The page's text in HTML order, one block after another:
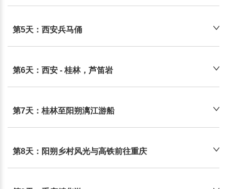
第5天：西安兵马俑
第6天：西安 - 桂林，芦笛岩
第7天：桂林至阳朔漓江游船
第8天：阳朔乡村风光与高铁前往重庆